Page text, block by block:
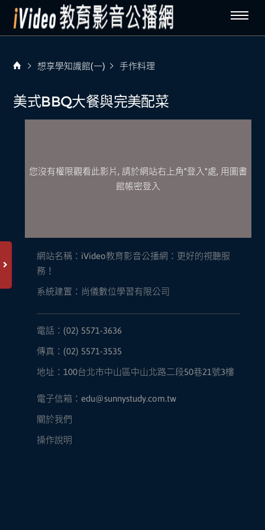
想享學知識館(一) 手作料理
美式BBQ大餐與完美配菜
您沒有權限觀看此影片, 請於網站右上角"登入"處, 用圖書
館帳密登入
網站名稱： iVideo教育影音公播網：更好的視聽服
務！
系統建置：尚儀數位學習有限公司
電話：(02) 5571-3636
傳真：(02) 5571-3535
地址：100台北市中山區中山北路二段50巷21號3樓
電子信箱：edu@sunnystudy.com.tw
關於我們
操作說明